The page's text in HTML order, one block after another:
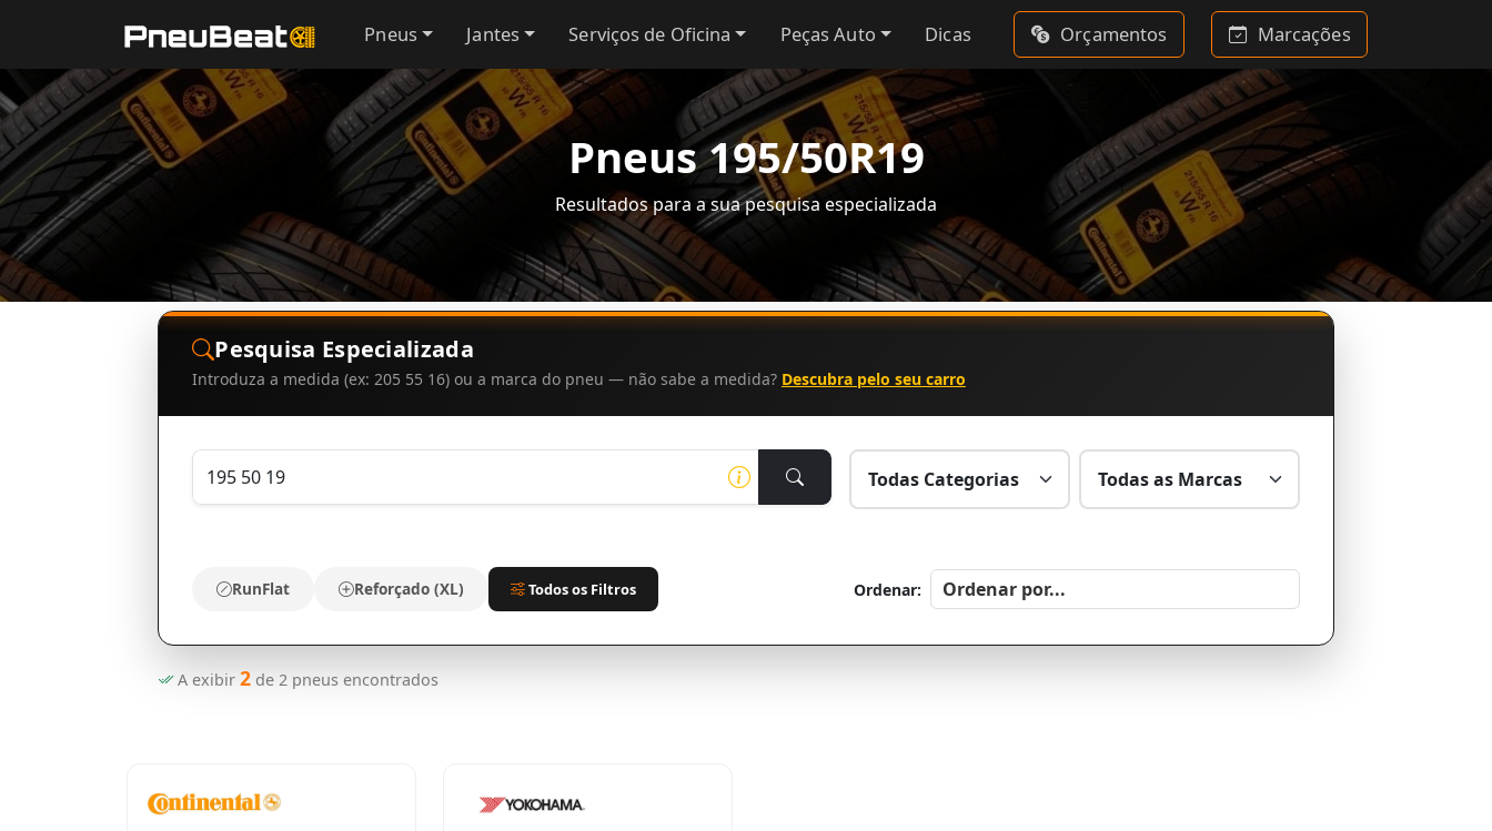
Pneus Jantes Serviços de Oficina Peças Auto Dicas Orçamentos Marcações
Pneus 195/50R19
Resultados para a sua pesquisa especializada
Pesquisa Especializada
Introduza a medida (ex: 205 55 16) ou a marca do pneu — não sabe a medida? Descubra pelo seu carro
RunFlat Reforçado (XL) Todos os Filtros Ordenar:
A exibir 2de 2pneus encontrados